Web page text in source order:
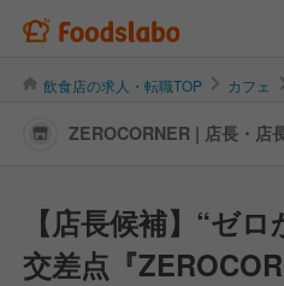
飲食店の求人・転職TOP カフェ
ZEROCORNER | 店長・店
【店長候補】“ゼ
交差点『